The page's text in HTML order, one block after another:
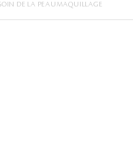
DE LA PEAUMAQUILLAGE